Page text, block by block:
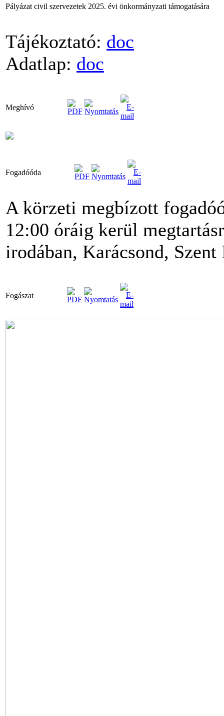
Pályázat civil szervezetek 2025. évi önkormányzati támogatására
Tájékoztató: doc
Adatlap: doc
Meghívó
Fogadóóda
A körzeti megbízott
12:00 óráig kerül
irodában, Karácsond,
Fogászat